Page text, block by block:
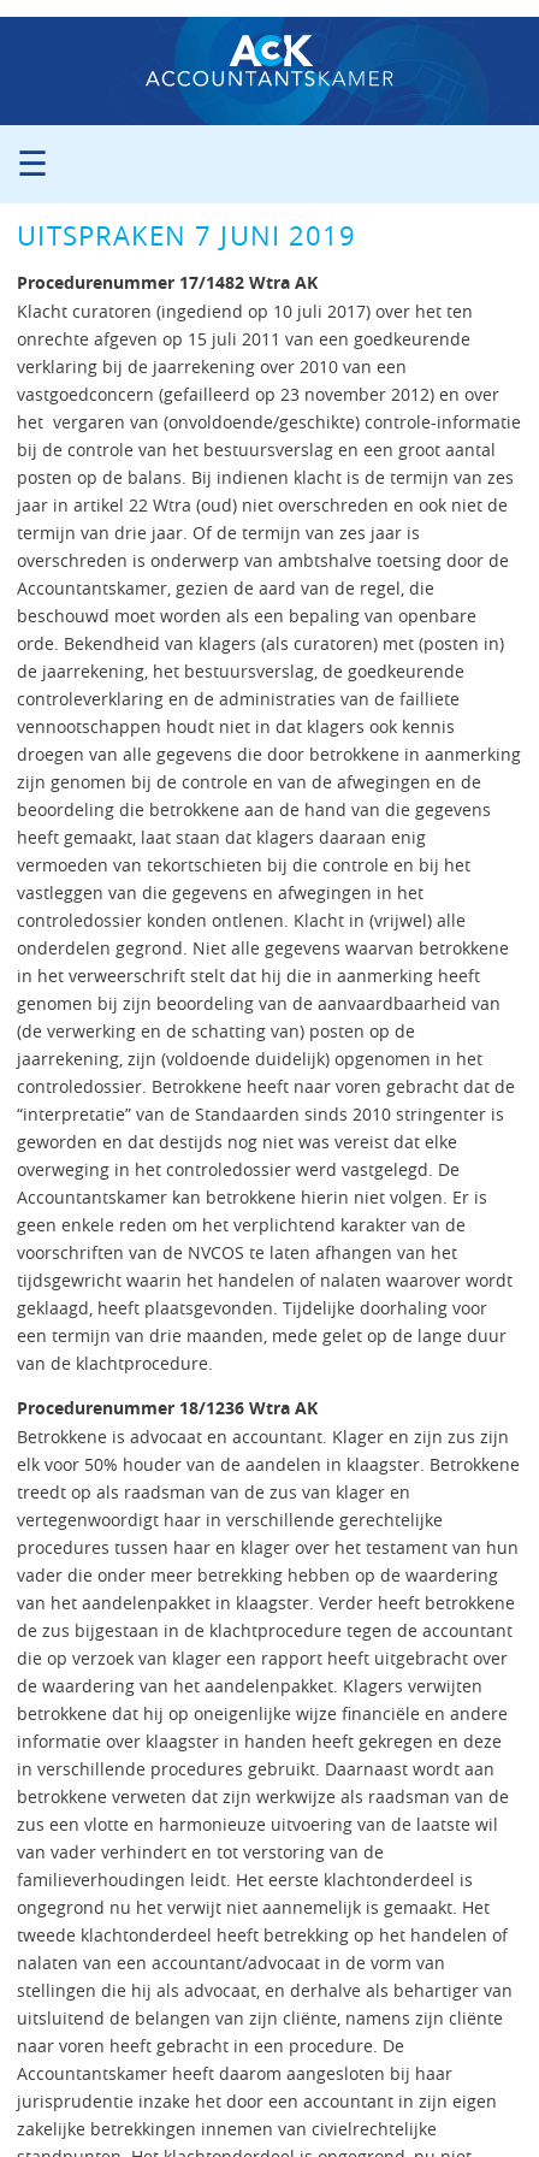
☰
ORGANISATIE
PROCEDURE
PERS
PUBLICATIES
UITSPRAKEN
ZITTINGSAGENDA
CONTACT
UITSPRAKEN 7 JUNI 2019
Procedurenummer 17/1482 Wtra AK
Klacht curatoren (ingediend op 10 juli 2017) over het ten
onrechte afgeven op 15 juli 2011 van een goedkeurende
verklaring bij de jaarrekening over 2010 van een
vastgoedconcern (gefailleerd op 23 november 2012) en over
het vergaren van (onvoldoende/geschikte) controle-informatie
bij de controle van het bestuursverslag en een groot aantal
posten op de balans. Bij indienen klacht is de termijn van zes
jaar in artikel 22 Wtra (oud) niet overschreden en ook niet de
termijn van drie jaar. Of de termijn van zes jaar is
overschreden is onderwerp van ambtshalve toetsing door de
Accountantskamer, gezien de aard van de regel, die
beschouwd moet worden als een bepaling van openbare
orde. Bekendheid van klagers (als curatoren) met (posten in)
de jaarrekening, het bestuursverslag, de goedkeurende
controleverklaring en de administraties van de failliete
vennootschappen houdt niet in dat klagers ook kennis
droegen van alle gegevens die door betrokkene in aanmerking
zijn genomen bij de controle en van de afwegingen en de
beoordeling die betrokkene aan de hand van die gegevens
heeft gemaakt, laat staan dat klagers daaraan enig
vermoeden van tekortschieten bij die controle en bij het
vastleggen van die gegevens en afwegingen in het
controledossier konden ontlenen. Klacht in (vrijwel) alle
onderdelen gegrond. Niet alle gegevens waarvan betrokkene
in het verweerschrift stelt dat hij die in aanmerking heeft
genomen bij zijn beoordeling van de aanvaardbaarheid van
(de verwerking en de schatting van) posten op de
jaarrekening, zijn (voldoende duidelijk) opgenomen in het
controledossier. Betrokkene heeft naar voren gebracht dat de
“interpretatie” van de Standaarden sinds 2010 stringenter is
geworden en dat destijds nog niet was vereist dat elke
overweging in het controledossier werd vastgelegd. De
Accountantskamer kan betrokkene hierin niet volgen. Er is
geen enkele reden om het verplichtend karakter van de
voorschriften van de NVCOS te laten afhangen van het
tijdsgewricht waarin het handelen of nalaten waarover wordt
geklaagd, heeft plaatsgevonden. Tijdelijke doorhaling voor
een termijn van drie maanden, mede gelet op de lange duur
van de klachtprocedure.
Procedurenummer 18/1236 Wtra AK
Betrokkene is advocaat en accountant. Klager en zijn zus zijn
elk voor 50% houder van de aandelen in klaagster. Betrokkene
treedt op als raadsman van de zus van klager en
vertegenwoordigt haar in verschillende gerechtelijke
procedures tussen haar en klager over het testament van hun
vader die onder meer betrekking hebben op de waardering
van het aandelenpakket in klaagster. Verder heeft betrokkene
de zus bijgestaan in de klachtprocedure tegen de accountant
die op verzoek van klager een rapport heeft uitgebracht over
de waardering van het aandelenpakket. Klagers verwijten
betrokkene dat hij op oneigenlijke wijze financiële en andere
informatie over klaagster in handen heeft gekregen en deze
in verschillende procedures gebruikt. Daarnaast wordt aan
betrokkene verweten dat zijn werkwijze als raadsman van de
zus een vlotte en harmonieuze uitvoering van de laatste wil
van vader verhindert en tot verstoring van de
familieverhoudingen leidt. Het eerste klachtonderdeel is
ongegrond nu het verwijt niet aannemelijk is gemaakt. Het
tweede klachtonderdeel heeft betrekking op het handelen of
nalaten van een accountant/advocaat in de vorm van
stellingen die hij als advocaat, en derhalve als behartiger van
uitsluitend de belangen van zijn cliënte, namens zijn cliënte
naar voren heeft gebracht in een procedure. De
Accountantskamer heeft daarom aangesloten bij haar
jurisprudentie inzake het door een accountant in zijn eigen
zakelijke betrekkingen innemen van civielrechtelijke